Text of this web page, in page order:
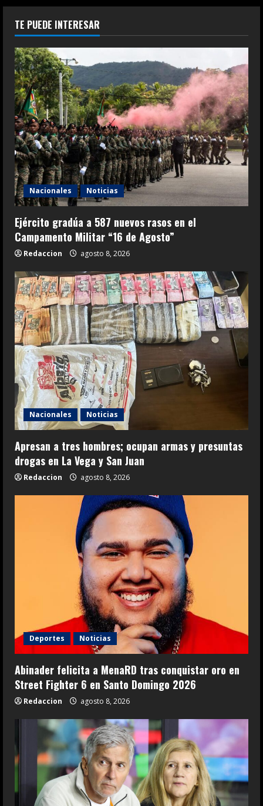
TE PUEDE INTERESAR
Nacionales Noticias
Ejército gradúa a 587 nuevos rasos en el
Campamento Militar “16 de Agosto”
Redaccion agosto 8, 2026
Nacionales Noticias
Apresan a tres hombres; ocupan armas y presuntas
drogas en La Vega y San Juan
Redaccion agosto 8, 2026
Deportes Noticias
Abinader felicita a MenaRD tras conquistar oro en
Street Fighter 6 en Santo Domingo 2026
Redaccion agosto 8, 2026